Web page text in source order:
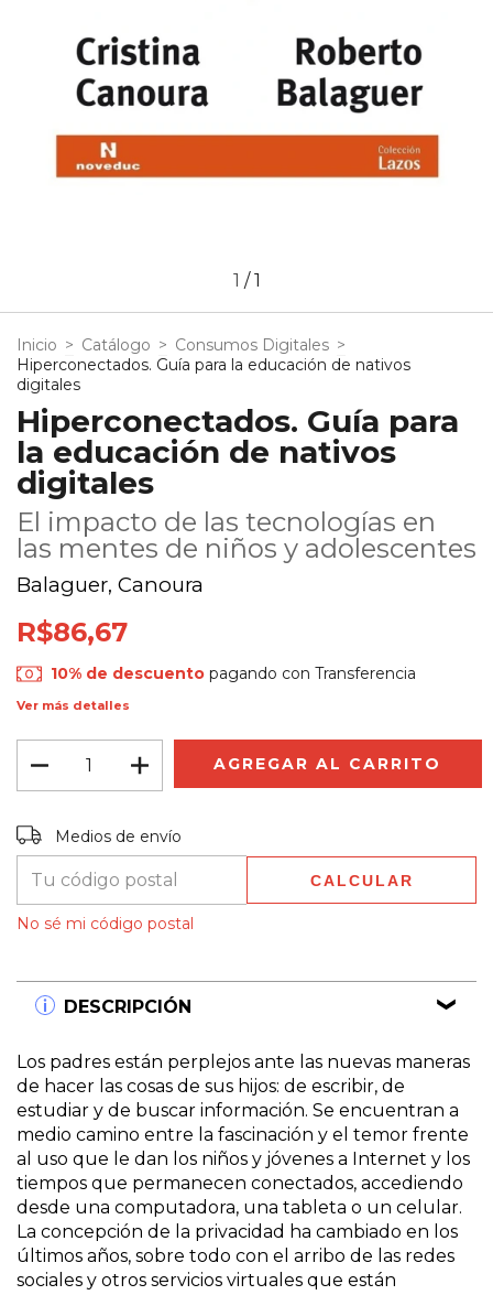
1 /1
Inicio > Catálogo > Consumos Digitales >
Hiperconectados. Guía para la educación de nativos
digitales
Hiperconectados. Guía para
la educación de nativos
digitales
El impacto de las tecnologías en
las mentes de niños y adolescentes
Balaguer, Canoura
R$86,67
10% de descuento pagando con Transferencia
Ver más detalles
Entregas para el CP:
Medios de envío
CALCULAR
No sé mi código postal
DESCRIPCIÓN
Los padres están perplejos ante las nuevas maneras
de hacer las cosas de sus hijos: de escribir, de
estudiar y de buscar información. Se encuentran a
medio camino entre la fascinación y el temor frente
al uso que le dan los niños y jóvenes a Internet y los
tiempos que permanecen conectados, accediendo
desde una computadora, una tableta o un celular.
La concepción de la privacidad ha cambiado en los
últimos años, sobre todo con el arribo de las redes
sociales y otros servicios virtuales que están